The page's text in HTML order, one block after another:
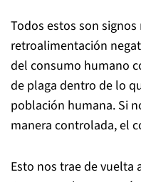
Todos estos son
retroalimentación
del consumo humano
de plaga dentro de lo
población humana. Si
manera controlada, el
Esto nos trae de